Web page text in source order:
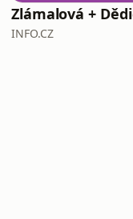
Zlámalová +
INFO.CZ